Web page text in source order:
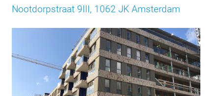
Nootdorpstraat 9III, 1062 JK Amsterdam